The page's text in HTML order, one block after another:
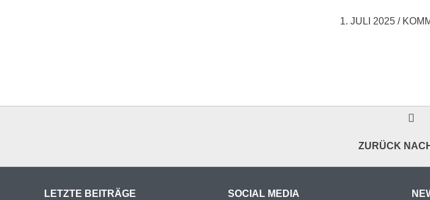
1. JULI 2025 /
ZURÜCK
LETZTE BEITRÄGE SOCIAL MEDIA